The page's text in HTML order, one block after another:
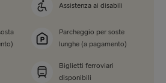
Assistenza ai disabili
Parcheggio per soste
lunghe (a pagamento)
Biglietti ferroviari
disponibili